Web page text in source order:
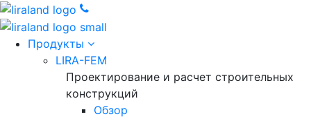
Продукты
LIRA-FEM
Проектирование и расчет строительных
конструкций
Обзор